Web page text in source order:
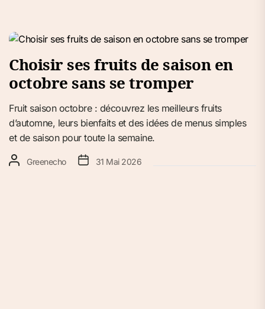
Choisir ses fruits de saison en
octobre sans se tromper
Fruit saison octobre : découvrez les meilleurs fruits
d’automne, leurs bienfaits et des idées de menus simples
et de saison pour toute la semaine.
Greenecho 31 Mai 2026